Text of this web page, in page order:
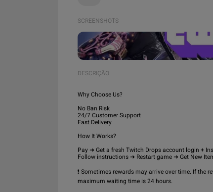
SCREENSHOTS
DESCRIÇÃO
Why Choose Us?
No Ban Risk
24/7 Customer Support
Fast Delivery
How It Works?
Pay ➜ Get a fresh Twitch Drops account login +
Follow instructions ➜ Restart game ➜ Get New
❗ Sometimes rewards may arrive over time. If the
maximum waiting time is 24 hours.